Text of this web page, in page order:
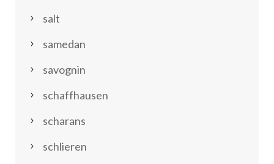
salt
samedan
savognin
schaffhausen
scharans
schlieren